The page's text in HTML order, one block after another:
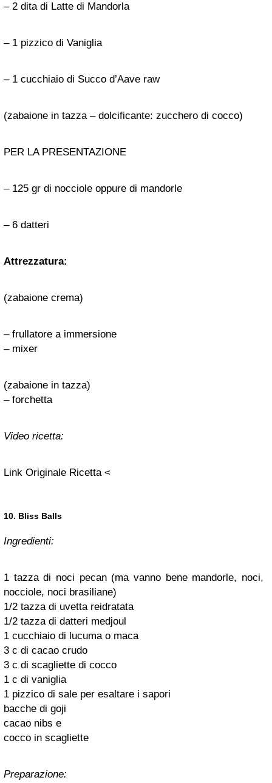
– 2 dita di Latte di Mandorla
– 1 pizzico di Vaniglia
– 1 cucchiaio di Succo d’Aave raw
(zabaione in tazza – dolcificante: zucchero di cocco)
PER LA PRESENTAZIONE
– 125 gr di nocciole oppure di mandorle
– 6 datteri
Attrezzatura:
(zabaione crema)
– frullatore a immersione
– mixer
(zabaione in tazza)
– forchetta
Video ricetta:
Link Originale Ricetta <
10. Bliss Balls
Ingredienti:
1 tazza di noci pecan (ma vanno bene mandorle, noci,
nocciole, noci brasiliane)
1/2 tazza di uvetta reidratata
1/2 tazza di datteri medjoul
1 cucchiaio di lucuma o maca
3 c di cacao crudo
3 c di scagliette di cocco
1 c di vaniglia
1 pizzico di sale per esaltare i sapori
bacche di goji
cacao nibs e
cocco in scagliette
Preparazione: